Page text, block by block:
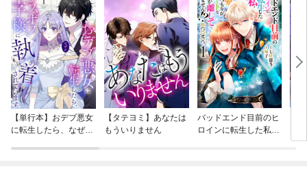
【単行本】おデブ悪女
に転生したら、なぜか
【タテヨミ】あなたは
もういりません
バッドエンド目前のヒ
ロインに転生した私、